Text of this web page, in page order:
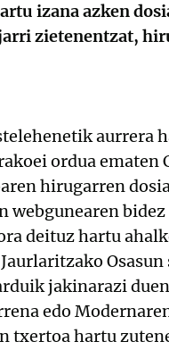
izana azken
zietenentzat,
aurrera
ordua ematen
hirugarren
webgunearen bidez
deituz hartu
jakinarazi
edo
txertoa hartu